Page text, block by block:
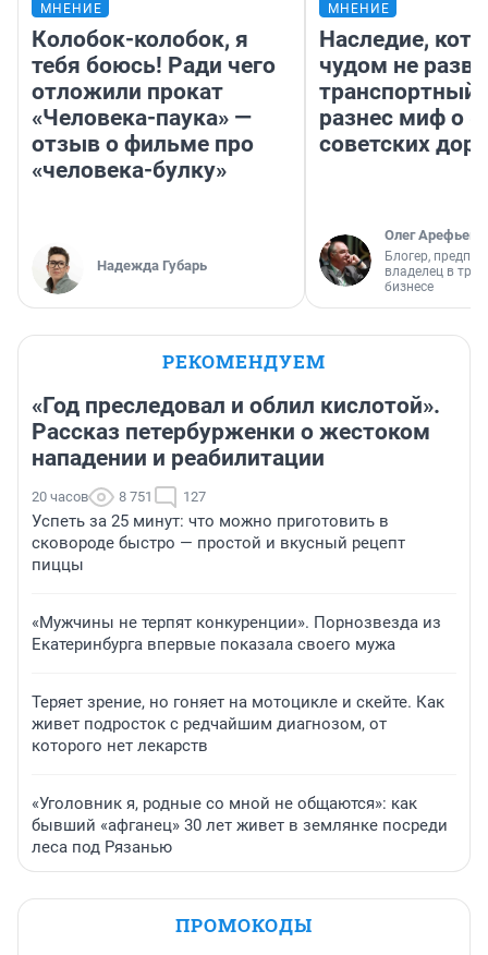
МНЕНИЕ
Колобок-колобок, я
тебя боюсь! Ради чего
отложили прокат
«Человека-паука» —
отзыв о фильме про
«человека-булку»
Надежда Губарь
МНЕНИЕ
Наследие,
чудом не
транспортный
разнес миф о
советских
Олег Арефьев
Блогер,
владелец в
бизнесе
РЕКОМЕНДУЕМ
«Год преследовал и облил кислотой».
Рассказ петербурженки о жестоком
нападении и реабилитации
20 часов 8 751 127
Успеть за 25 минут: что можно приготовить в
сковороде быстро — простой и вкусный рецепт
пиццы
«Мужчины не терпят конкуренции». Порнозвезда из
Екатеринбурга впервые показала своего мужа
Теряет зрение, но гоняет на мотоцикле и скейте. Как
живет подросток с редчайшим диагнозом, от
которого нет лекарств
«Уголовник я, родные со мной не общаются»: как
бывший «афганец» 30 лет живет в землянке посреди
леса под Рязанью
ПРОМОКОДЫ